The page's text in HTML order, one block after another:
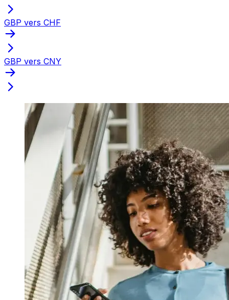
GBP vers CHF
GBP vers CNY